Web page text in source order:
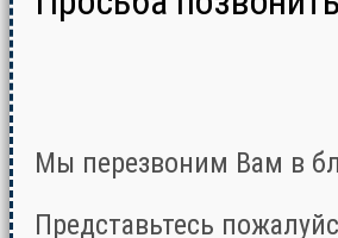
Мы перезвоним Вам в
Представьтесь